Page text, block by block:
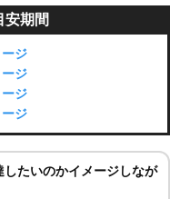
安期間
ジ
ジ
ジ
ジ
したいのかイメージしなが